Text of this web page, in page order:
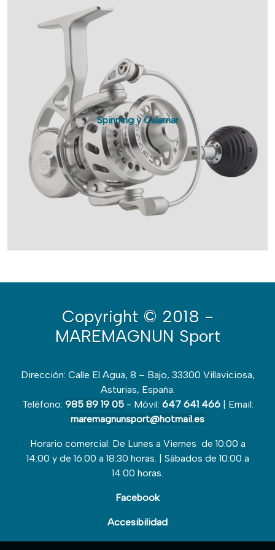
Spinning y Calamar
Copyright © 2018 -
MAREMAGNUN Sport
Dirección: Calle El Agua, 8 – Bajo, 33300 Villaviciosa,
Asturias, España.
Teléfono: 985 89 19 05- Móvil: 647 641 466| Email:
maremagnunsport@hotmail.es
Horario comercial: De Lunes a Viernes de 10:00 a
14:00 y de 16:00 a 18:30 horas. | Sábados de 10:00 a
14:00 horas.
Facebook
Accesibilidad